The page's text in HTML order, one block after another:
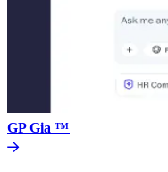
GP Gia ™​​